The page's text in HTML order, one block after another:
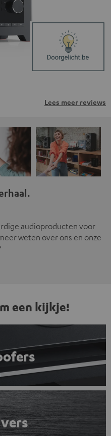
Lees meer reviews
audioproducten voor
weten over ons en onze
een kijkje!